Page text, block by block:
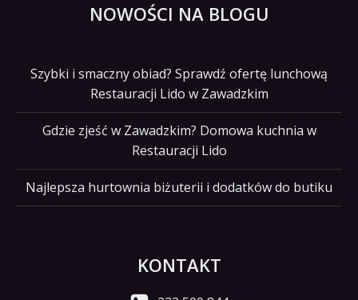
NOWOŚCI NA BLOGU
Szybki i smaczny obiad? Sprawdź ofertę lunchową
Restauracji Lido w Zawadzkim
Gdzie zjeść w Zawadzkim? Domowa kuchnia w
Restauracji Lido
Najlepsza hurtownia biżuterii i dodatków do butiku
KONTAKT